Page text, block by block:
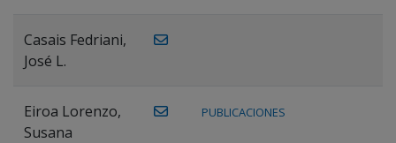
Casais Fedriani,
José L.
Eiroa Lorenzo,
Susana
PUBLICACIONES